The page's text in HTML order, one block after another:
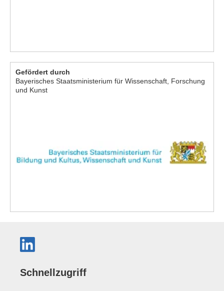
Gefördert durch
Bayerisches Staatsministerium für Wissenschaft, Forschung
und Kunst
Schnellzugriff